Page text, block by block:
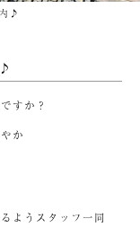
♪
すか？
か
ようスタッフ一同